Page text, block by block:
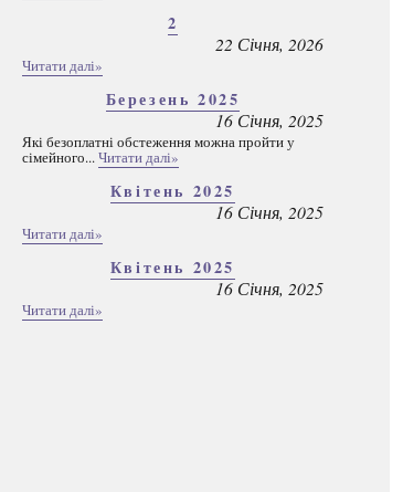
2
22 Січня, 2026
Читати далі»
Березень 2025
16 Січня, 2025
Які безоплатні обстеження можна пройти у
сімейного...Читати далі»
Квітень 2025
16 Січня, 2025
Читати далі»
Квітень 2025
16 Січня, 2025
Читати далі»